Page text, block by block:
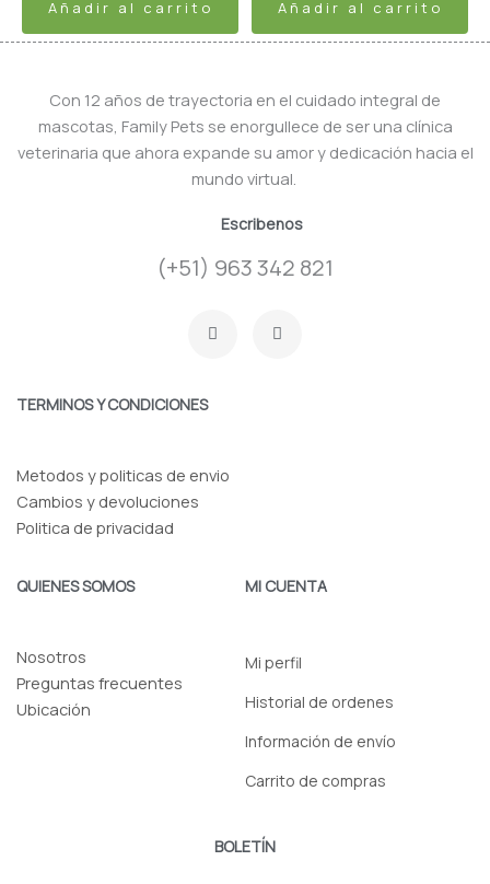
Añadir al carrito Añadir al carrito
Con 12 años de trayectoria en el cuidado integral de
mascotas, Family Pets se enorgullece de ser una clínica
veterinaria que ahora expande su amor y dedicación hacia el
mundo virtual.
Escribenos
(+51) 963 342 821
a n
TERMINOS Y CONDICIONES
Metodos y politicas de envio
Cambios y devoluciones
Politica de privacidad
QUIENES SOMOS
Nosotros
Preguntas frecuentes
Ubicación
MI CUENTA
Mi perfil
Historial de ordenes
Información de envío
Carrito de compras
BOLETÍN